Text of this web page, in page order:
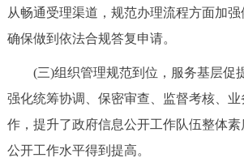
DEUTSCH FRANÇAIS
ITALIANO
从畅通受理渠道，规范办理流程方面加强
确保做到依法合规答复申请。
(三)组织管理规范到位，服务基层促
强化统筹协调、保密审查、监督考核、业
作，提升了政府信息公开工作队伍整体
公开工作水平得到提高。